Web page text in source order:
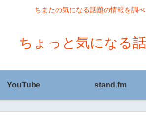
ちまたの気になる話題の情報を調べ
ちょっと気になる
YouTube stand.fm